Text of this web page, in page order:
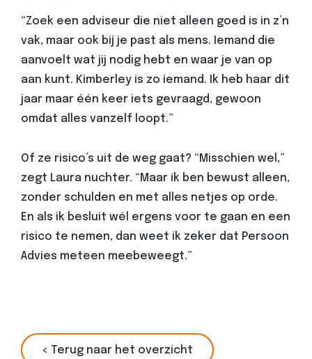
“Zoek een adviseur die niet alleen goed is in z’n
vak, maar ook bij je past als mens. Iemand die
aanvoelt wat jij nodig hebt en waar je van op
aan kunt. Kimberley is zo iemand. Ik heb haar dit
jaar maar één keer iets gevraagd, gewoon
omdat alles vanzelf loopt.”
Of ze risico’s uit de weg gaat? “Misschien wel,”
zegt Laura nuchter. “Maar ik ben bewust alleen,
zonder schulden en met alles netjes op orde.
En als ik besluit wél ergens voor te gaan en een
risico te nemen, dan weet ik zeker dat Persoon
Advies meteen meebeweegt.”
< Terug naar het overzicht